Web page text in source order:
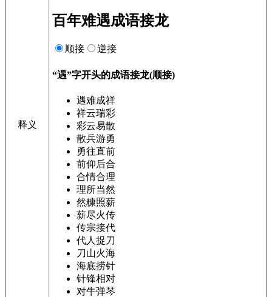
释义
百年难遇成语接龙
顺接 逆接
“遇”字开头的成语接龙(顺接)
遇难成祥
祥云瑞彩
彩云易散
散兵游勇
勇往直前
前仰后合
合情合理
理所当然
然糠照薪
薪尽火传
传宗接代
代人捉刀
刀山火海
海底捞针
针锋相对
对牛弹琴